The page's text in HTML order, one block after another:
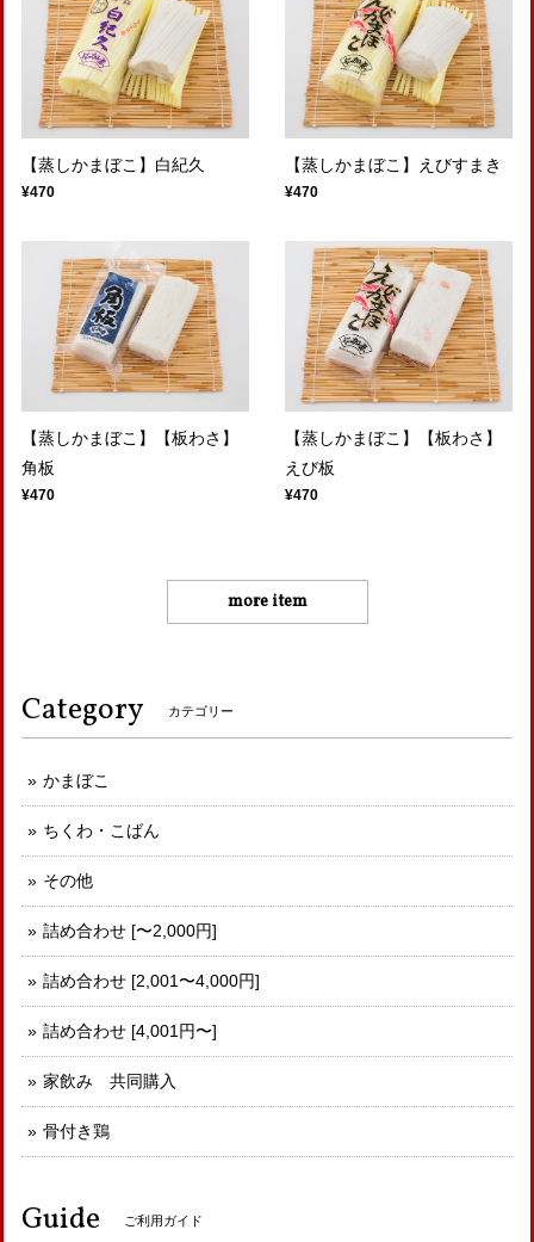
【蒸しかまぼこ】白紀久
¥470
【蒸しかまぼこ】えびすまき
¥470
【蒸しかまぼこ】【板わさ】
角板
¥470
【蒸しかまぼこ】【板わさ】
えび板
¥470
more item
Category カテゴリー
かまぼこ
ちくわ・こばん
その他
詰め合わせ [〜2,000円]
詰め合わせ [2,001〜4,000円]
詰め合わせ [4,001円〜]
家飲み 共同購入
骨付き鶏
Guide ご利用ガイド